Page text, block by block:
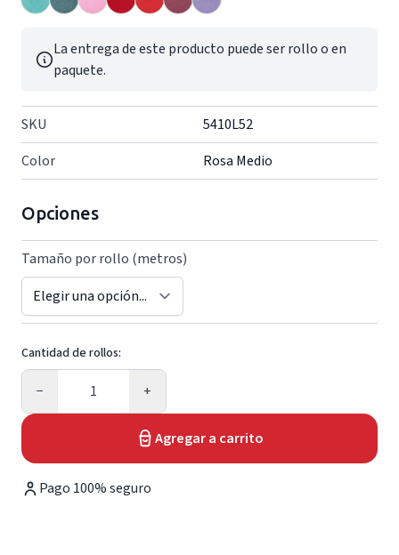
La entrega de este producto puede ser rollo o en
paquete.
SKU
5410L52
Color
Rosa Medio
Opciones
Tamaño por rollo (metros)
Cantidad de rollos:
−
Cantidad
+
Agregar a carrito
Pago 100% seguro